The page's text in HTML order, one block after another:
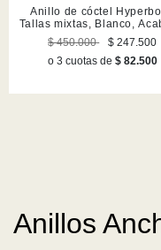
Anillo de cóctel
Tallas mixtas, Blanco,
en rodio
$ 450.000
$ 247.500
o 3 cuotas de $ 82.500
Anillos